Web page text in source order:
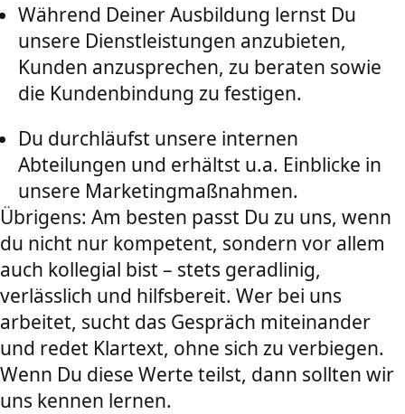
Während Deiner Ausbildung lernst Du
unsere Dienstleistungen anzubieten,
Kunden anzusprechen, zu beraten sowie
die Kundenbindung zu festigen.
Du durchläufst unsere internen
Abteilungen und erhältst u.a. Einblicke in
unsere Marketingmaßnahmen.
Übrigens: Am besten passt Du zu uns, wenn
du nicht nur kompetent, sondern vor allem
auch kollegial bist – stets geradlinig,
verlässlich und hilfsbereit. Wer bei uns
arbeitet, sucht das Gespräch miteinander
und redet Klartext, ohne sich zu verbiegen.
Wenn Du diese Werte teilst, dann sollten wir
uns kennen lernen.